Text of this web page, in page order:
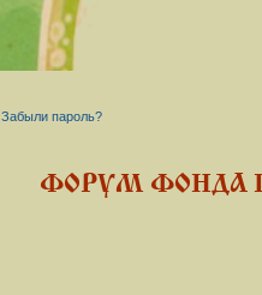
Забыли пароль?
ФОРУМ ФОНДА